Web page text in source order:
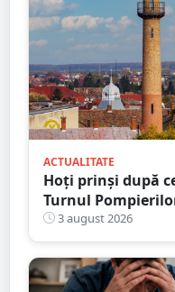
ACTUALITATE
Hoți prinși după
Turnul
pază
3 august 2026